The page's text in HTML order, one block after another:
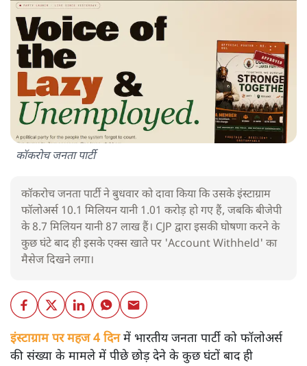
कॉकरोच जनता पार्टी
कॉकरोच जनता पार्टी ने बुधवार को दावा किया कि उसके इंस्टाग्राम
फॉलोअर्स 10.1 मिलियन यानी 1.01 करोड़ हो गए हैं, जबकि बीजेपी
के 8.7 मिलियन यानी 87 लाख हैं। CJP द्वारा इसकी घोषणा करने के
कुछ घंटे बाद ही इसके एक्स खाते पर 'Account Withheld' का
मैसेज दिखने लगा।
इंस्टाग्राम पर महज 4 दिनमें भारतीय जनता पार्टी को फॉलोअर्स
की संख्या के मामले में पीछे छोड़ देने के कुछ घंटों बाद ही